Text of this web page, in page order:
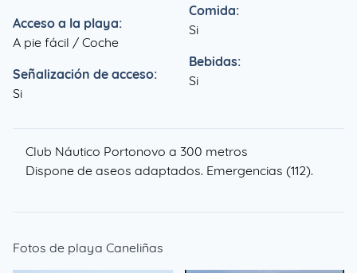
Acceso a la playa:
A pie fácil / Coche
Señalización de acceso:
Si
Comida:
Si
Bebidas:
Si
Club Náutico Portonovo a 300 metros
Dispone de aseos adaptados. Emergencias (112).
Fotos de playa Caneliñas